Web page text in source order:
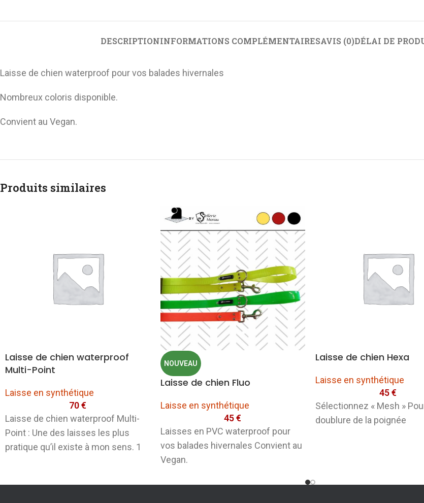
Protection de membre LICOL ET LONGE
Licol
Renes
Têtière
DESCRIPTIONINFORMATIONS COMPLÉMENTAIRESAVIS (0)DÉLAI DE
Laisse de chien waterproof pour vos balades hivernales
Nombreux coloris disponible.
Convient au Vegan.
Produits similaires
Laisse de chien waterproof
Multi-Point
Laisse en synthétique
70€
Laisse de chien waterproof Multi-
Point : Une des laisses les plus
pratique qu’il existe à mon sens. 1
NOUVEAU
Laisse de chien Fluo
Laisse en synthétique
45€
Laisses en PVC waterproof pour
vos balades hivernales Convient au
Vegan.
Laisse de chien Hexa
Laisse en synthétique
45€
Sélectionnez « Mesh »
doublure de la poignée